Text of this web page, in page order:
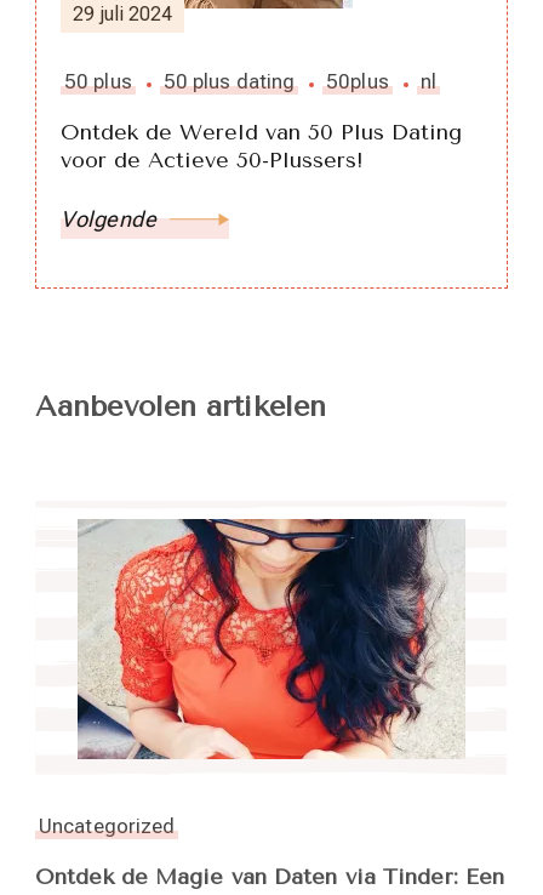
29 juli 2024
50 plus 50 plus dating 50plus nl
Ontdek de Wereld van 50 Plus Dating
voor de Actieve 50-Plussers!
Volgende
Aanbevolen artikelen
Uncategorized
Ontdek de Magie van Daten via Tinder: Een